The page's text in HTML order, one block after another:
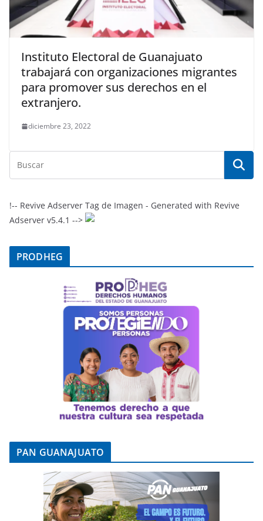
Instituto Electoral de Guanajuato
trabajará con organizaciones migrantes
para promover sus derechos en el
extranjero.
diciembre 23, 2022
!-- Revive Adserver Tag de Imagen - Generated with Revive
Adserver v5.4.1 -->
PRODHEG
PAN GUANAJUATO